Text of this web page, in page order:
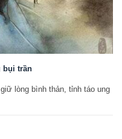
bụi trần
lòng bình thản, tỉnh táo ung